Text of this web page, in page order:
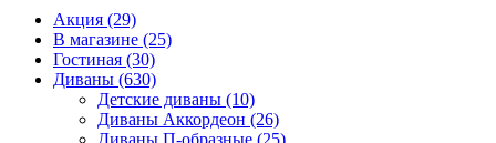
Акция (29)
В магазине (25)
Гостиная (30)
Диваны (630)
Детские диваны (10)
Диваны Аккордеон (26)
Диваны П-образные (25)